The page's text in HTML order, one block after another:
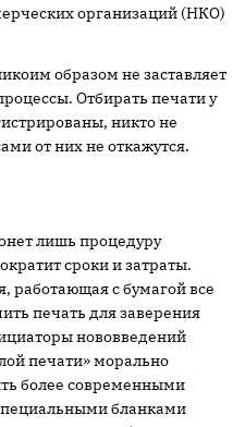
организаций (НКО)
образом не заставляет
Отбирать печати у
никто не
от них не откажутся.
лишь процедуру
сроки и затраты.
работающая с бумагой все
печать для заверения
нововведений
печати» морально
более современными
бланками